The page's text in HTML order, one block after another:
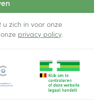
u zich in voor onze
privacy policy.